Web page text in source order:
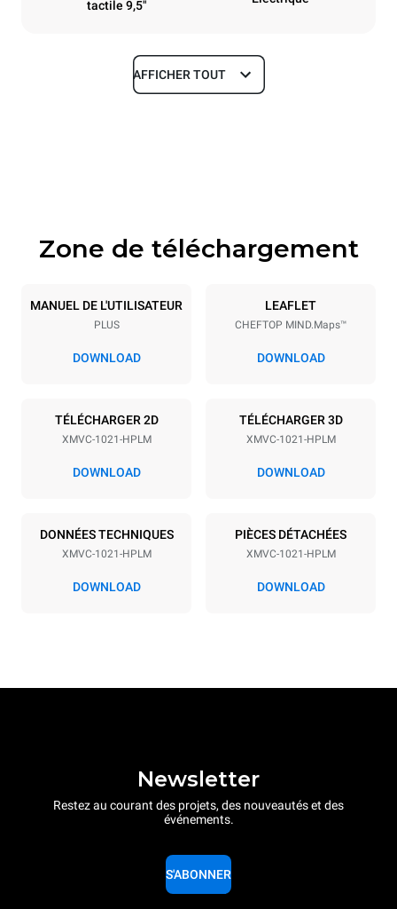
tactile 9,5"
Caractéristiques de la plaque
440V 3~ / 480V 3~ 27.5-33 kW
50 / 60 Hz NON INCLUS
134,1 kWh/jour
0 Kg CO2/jour
L'estimation inclut
four. Les émissions
dernières peuvent être
éliminées en choisissant
renouvelables.Greenhouse
AFFICHER TOUT
Zone de téléchargement
MANUEL DE L'UTILISATEUR
PLUS
DOWNLOAD
LEAFLET
CHEFTOP MIND.Maps™
DOWNLOAD
TÉLÉCHARGER 2D
XMVC-1021-HPLM
DOWNLOAD
TÉLÉCHARGER 3D
XMVC-1021-HPLM
DOWNLOAD
DONNÉES TECHNIQUES
XMVC-1021-HPLM
DOWNLOAD
PIÈCES DÉTACHÉES
XMVC-1021-HPLM
DOWNLOAD
Newsletter
Restez au courant des projets, des nouveautés et des
événements.
S'ABONNER